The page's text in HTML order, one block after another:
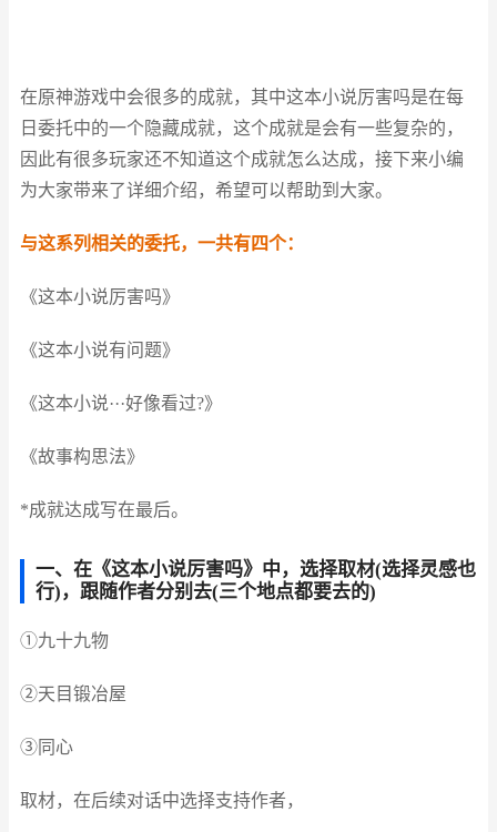
在原神游戏中会很多的成就，其中这本小说厉害吗是在每
日委托中的一个隐藏成就，这个成就是会有一些复杂的，
因此有很多玩家还不知道这个成就怎么达成，接下来小编
为大家带来了详细介绍，希望可以帮助到大家。
与这系列相关的委托，一共有四个：
《这本小说厉害吗》
《这本小说有问题》
《这本小说···好像看过?》
《故事构思法》
*成就达成写在最后。
一、在《这本小说厉害吗》中，选择取材(选择灵感也
行)，跟随作者分别去(三个地点都要去的)
①九十九物
②天目锻冶屋
③同心
取材，在后续对话中选择支持作者，